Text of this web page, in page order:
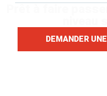
DEMANDER